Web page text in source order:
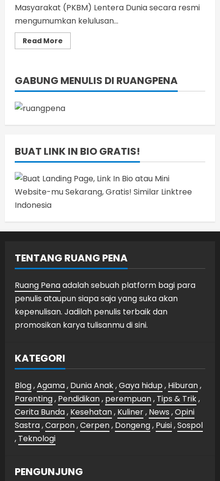
Masyarakat (PKBM) Lentera Dunia secara resmi
mengumumkan kelulusan...
Read More
more
Dunia
Umumkan
Kelulusan
Tahun
GABUNG MENULIS DI RUANGPENA
BUAT LINK IN BIO GRATIS!
TENTANG RUANG PENA
Ruang Penaadalah sebuah platform bagi para
penulis ataupun siapa saja yang suka akan
kepenulisan. Jadilah penulis terbaik dan
promosikan karya tulisanmu di sini.
KATEGORI
Blog,Agama, Dunia Anak,Gaya hidup , Hiburan,
Parenting, Pendidikan, perempuan, Tips & Trik,
Cerita Bunda, Kesehatan, Kuliner, News ,Opini
Sastra,Carpon,Cerpen, Dongeng, Puisi,Sospol
, Teknologi
PENGUNJUNG